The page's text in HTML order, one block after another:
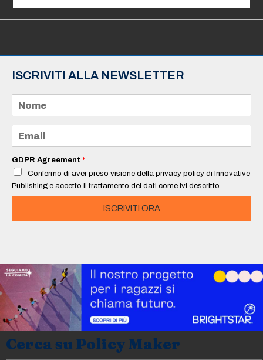
ISCRIVITI ALLA NEWSLETTER
m
e
a
i
*
GDPR Agreement *
Confermo di aver preso visione della privacy policy di Innovative
Publishing e accetto il trattamento dei dati come ivi descritto
ISCRIVITI ORA
Cerca su Policy Maker